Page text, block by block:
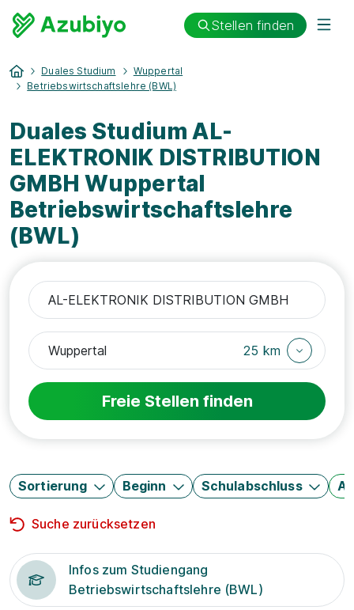
Stellen finden
Duales Studium
Wuppertal
Betriebswirtschaftslehre (BWL)
Duales Studium AL-
ELEKTRONIK DISTRIBUTION
GMBH Wuppertal
Betriebswirtschaftslehre
(BWL)
25 km
Freie Stellen finden
Sortierung Beginn Schulabschluss
Suche zurücksetzen
Infos zum Studiengang
Betriebswirtschaftslehre (BWL)